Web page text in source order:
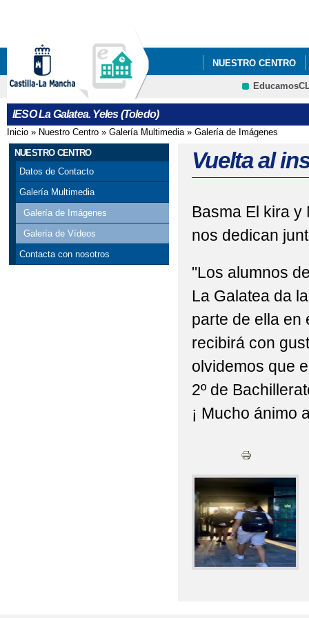
NUESTRO CENTRO
PLAN DE LECTURA
IESO La Galatea. Yeles (Toledo)
Se encuentra usted aquí
Inicio » Nuestro Centro » Galería Multimedia» Galería de Imágenes
NUESTRO CENTRO
Datos de Contacto
Galería Multimedia
Galería de Imágenes
Galería de Vídeos
Contacta con nosotros
Vuelta al
Basma El kira y
nos dedican
"Los alumnos
La Galatea da
parte de ella en
recibirá con
olvidemos que
2º de
¡ Mucho ánimo